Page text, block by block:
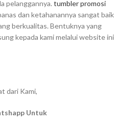
pelanggannya. tumbler promosi
dan ketahanannya sangat baik
berkualitas. Bentuknya yang
kepada kami melalui website ini
dari Kami,
Untuk